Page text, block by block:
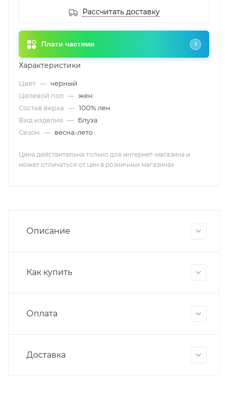
Рассчитать доставку
Плати частями i
Характеристики
Цвет — черный
Целевой пол — жен
Состав верха — 100% лен
Вид изделия — Блуза
Сезон — весна-лето
Цена действительна только для интернет-магазина и
может отличаться от цен в розничных магазинах
Описание
Как купить
Оплата
Доставка